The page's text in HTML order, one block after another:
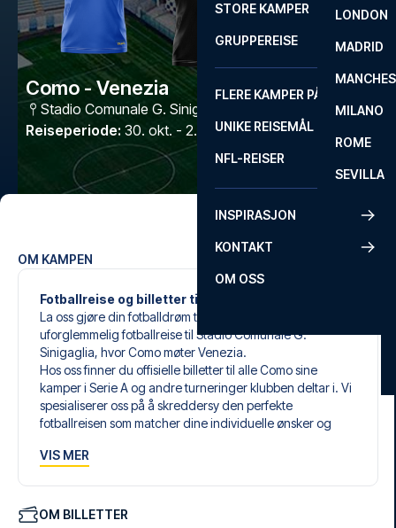
LONDON
MADRID
MILANO
ROME
SEVILLA
STORE KAMPER
GRUPPEREISE
FLERE KAMPER PÅ ÉN REISE
UNIKE REISEMÅL
NFL-REISER
INSPIRASJON
KONTAKT
OM OSS
Como - Venezia
Stadio Comunale G. Sinigaglia
Reiseperiode: 30. okt. - 2. nov. 2026
OM KAMPEN
Fotballreise og billetter til Como mot Venezia
La oss gjøre din fotballdrøm til virkelighet med en
uforglemmelig fotballreise til Stadio Comunale G.
Sinigaglia, hvor Como møter Venezia.
Hos oss finner du offisielle billetter til alle Como sine
kamper i Serie A og andre turneringer klubben deltar i. Vi
spesialiserer oss på å skreddersy den perfekte
fotballreisen som matcher dine individuelle ønsker og
Våre skreddersydde fotballreiser til Como er laget for å gi
blant et bredt utvalg av fotballbilletter, nøye utvalgte
VIS MER
OM BILLETTER